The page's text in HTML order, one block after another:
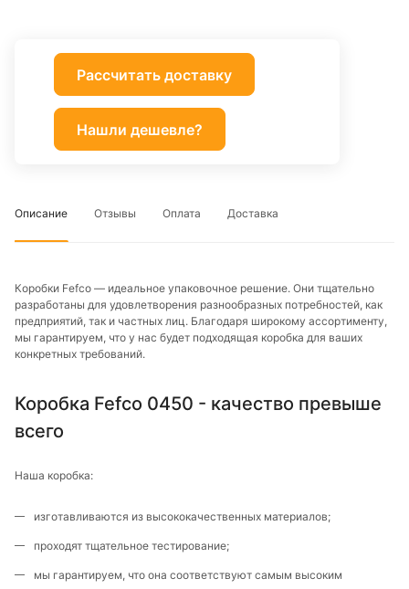
Рассчитать доставку
Нашли дешевле?
Описание Отзывы Оплата Доставка
Коробки Fefco — идеальное упаковочное решение. Они тщательно
разработаны для удовлетворения разнообразных потребностей, как
предприятий, так и частных лиц. Благодаря широкому ассортименту,
мы гарантируем, что у нас будет подходящая коробка для ваших
конкретных требований.
Коробка Fefco 0450 - качество превыше
всего
Наша коробка:
изготавливаются из высококачественных материалов;
проходят тщательное тестирование;
мы гарантируем, что она соответствуют самым высоким